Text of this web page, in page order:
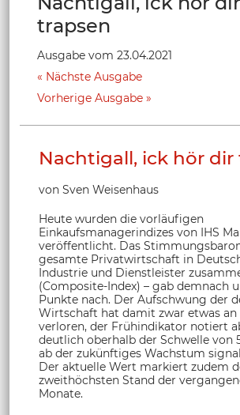
trapsen
Ausgabe vom 23.04.2021
Nächste Ausgabe
Vorherige Ausgabe
Nachtigall, ick hör dir
von Sven Weisenhaus
Heute wurden die vorläufigen
Einkaufsmanagerindizes von IHS
veröffentlicht. Das
gesamte Privatwirtschaft in
Industrie und Dienstleister
(Composite-Index) – gab demnach
Punkte nach. Der Aufschwung der
Wirtschaft hat damit zwar etwas an
verloren, der Frühindikator notiert
deutlich oberhalb der Schwelle von
ab der zukünftiges Wachstum
Der aktuelle Wert markiert zudem
zweithöchsten Stand der
Monate.